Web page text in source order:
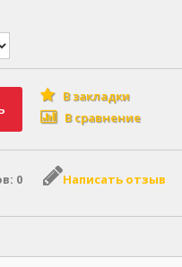
В закладки
В сравнение
0 Написать отзыв